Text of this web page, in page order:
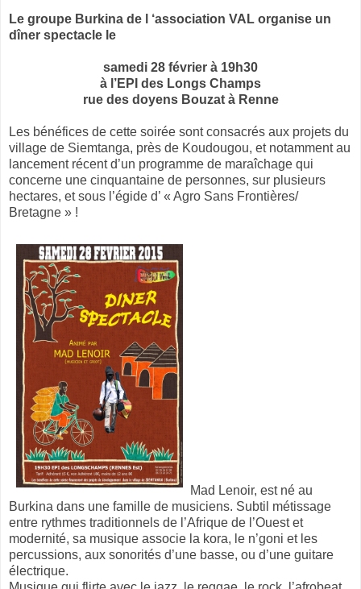
Le groupe Burkina de l ‘association VAL organise un
dîner spectacle le
samedi 28 février à 19h30
à l’EPI des Longs Champs
rue des doyens Bouzat à Renne
Les bénéfices de cette soirée sont consacrés aux projets du
village de Siemtanga, près de Koudougou, et notamment au
lancement récent d’un programme de maraîchage qui
concerne une cinquantaine de personnes, sur plusieurs
hectares, et sous l’égide d’ « Agro Sans Frontières/
Bretagne » !
Mad Lenoir, est né au
Burkina dans une famille de musiciens. Subtil métissage
entre rythmes traditionnels de l’Afrique de l’Ouest et
modernité, sa musique associe la kora, le n’goni et les
percussions, aux sonorités d’une basse, ou d’une guitare
électrique.